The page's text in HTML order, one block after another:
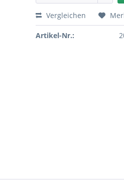
Vergleichen
Artikel-Nr.: